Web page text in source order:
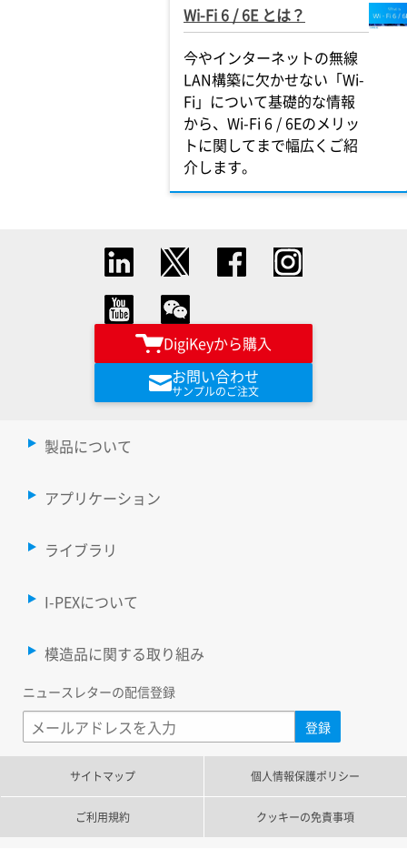
Wi-Fi 6 / 6E とは？
今やインターネットの無線
LAN構築に欠かせない「Wi-
Fi」について基礎的な情報
から、Wi-Fi 6 / 6Eのメリッ
トに関してまで幅広くご紹
介します。
DigiKeyから購入
お問い合わせ
サンプルのご注文
製品について
アプリケーション
ライブラリ
I-PEXについて
模造品に関する取り組み
ニュースレターの配信登録
サイトマップ 個人情報保護ポリシー
ご利用規約 クッキーの免責事項